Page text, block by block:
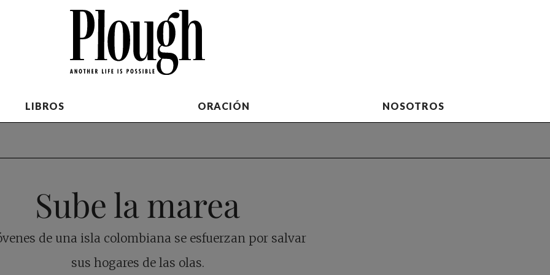
LIBROS ORACIÓN NOSOTROS
Sube la marea
de una isla colombiana se esfuerzan por salvar
sus hogares de las olas.